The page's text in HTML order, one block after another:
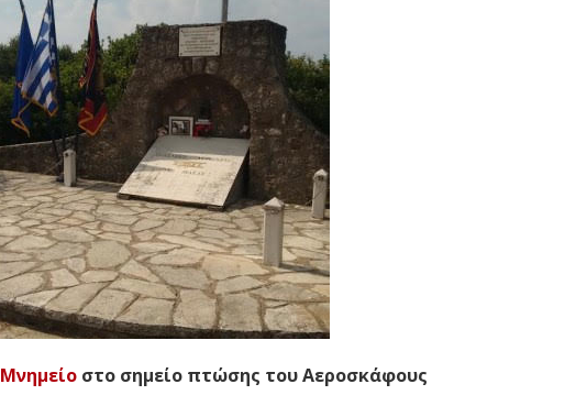
Μνημείοστο σημείο πτώσης του Αεροσκάφους